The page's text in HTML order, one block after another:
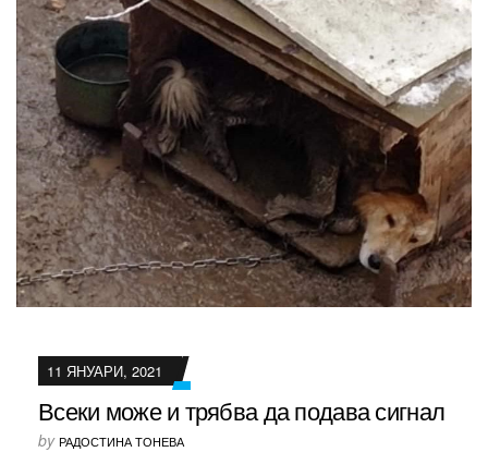
11 ЯНУАРИ, 2021
Всеки може и трябва да подава сигнал
by РАДОСТИНА ТОНЕВА